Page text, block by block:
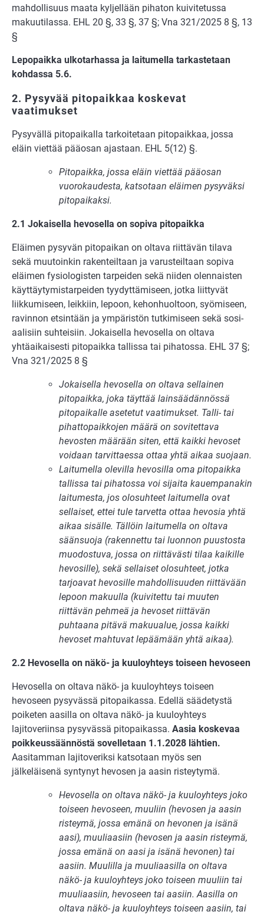
mahdollisuus maata kyljellään pihaton kuivitetussa
makuutilassa. EHL 20 §, 33 §, 37 §; Vna 321/2025 8 §, 13
§
Lepopaikka ulkotarhassa ja laitumella tarkastetaan
kohdassa 5.6.
2. Pysyvää pitopaikkaa koskevat
vaatimukset
Pysyvällä pitopaikalla tarkoitetaan pitopaikkaa, jossa
eläin viettää pääosan ajastaan. EHL 5(12) §.
Pitopaikka, jossa eläin viettää pääosan
vuorokaudesta, katsotaan eläimen pysyväksi
pitopaikaksi.
2.1 Jokaisella hevosella on sopiva pitopaikka
Eläimen pysyvän pitopaikan on oltava riittävän tilava
sekä muutoinkin rakenteiltaan ja varusteiltaan sopiva
eläimen fysiologisten tarpeiden sekä niiden olennaisten
käyt­täytymistarpeiden tyydyttämiseen, jotka liittyvät
liikkumiseen, leikkiin, lepoon, ke­honhuoltoon, syömiseen,
ravinnon etsintään ja ympäristön tutkimiseen sekä sosi­
aali­siin suhteisiin. Jokaisella hevosella on oltava
yhtäaikaisesti pitopaikka tallissa tai piha­tossa. EHL 37 §;
Vna 321/2025 8 §
Jokaisella hevosella on oltava sellainen
pitopaikka, joka täyttää lainsäädännössä
pitopaikalle asetetut vaatimukset. Talli- tai
pihattopaikkojen määrä on sovitettava
hevosten määrään siten, että kaikki hevoset
voidaan tarvittaessa ottaa yhtä aikaa suojaan.
Laitumella olevilla hevosilla oma pitopaikka
tallissa tai pihatossa voi sijaita kauempanakin
laitumesta, jos olosuhteet laitumella ovat
sellaiset, ettei tule tarvetta ottaa hevosia yhtä
aikaa sisälle. Tällöin laitumella on oltava
säänsuoja (rakennettu tai luonnon puustosta
muodostuva, jossa on riittävästi tilaa kaikille
hevosille), sekä sellaiset olosuhteet, jotka
tarjoavat hevosille mahdollisuuden riittävään
lepoon makuulla (kuivitettu tai muuten
riittävän pehmeä ja hevoset riittävän
puhtaana pitävä makuualue, jossa kaikki
hevoset mahtuvat lepäämään yhtä aikaa).
2.2 Hevosella on näkö- ja kuuloyhteys toiseen hevoseen
Hevosella on oltava näkö- ja kuuloyhteys toiseen
hevoseen pysyvässä pitopaikassa. Edellä säädetystä
poiketen aasilla on oltava näkö- ja kuuloyhteys
lajitoveriinsa pysy­vässä pitopaikassa. Aasia koskevaa
poikkeussäännöstä sovelletaan 1.1.2028 lähtien.
Aasitamman lajitoveriksi katsotaan myös sen
jälkeläisenä syntynyt hevosen ja aasin risteytymä.
Hevosella on oltava näkö- ja kuuloyhteys joko
toiseen hevoseen, muuliin (hevosen ja aasin
risteymä, jossa emänä on hevonen ja isänä
aasi), muuliaasiin (hevosen ja aasin risteymä,
jossa emänä on aasi ja isänä hevonen) tai
aasiin. Muulilla ja muuliaasilla on oltava
näkö- ja kuuloyhteys joko toiseen muuliin tai
muuliaasiin, hevoseen tai aasiin. Aasilla on
oltava näkö- ja kuuloyhteys toiseen aasiin, tai